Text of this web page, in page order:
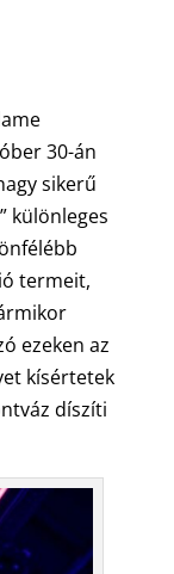
30-án
sikerű
különleges
termeit,
ezeken az
kísértetek
díszíti